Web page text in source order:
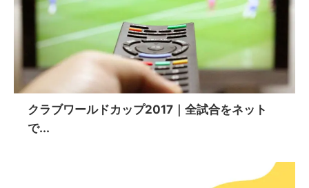
クラブワールドカップ2017｜全試合をネット
で...